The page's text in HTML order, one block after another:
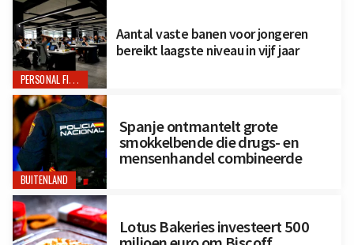
PERSONAL FINANCE
Aantal vaste banen voor jongeren
bereikt laagste niveau in vijf jaar
BUITENLAND
Spanje ontmantelt grote
smokkelbende die drugs- en
mensenhandel combineerde
Lotus Bakeries investeert 500